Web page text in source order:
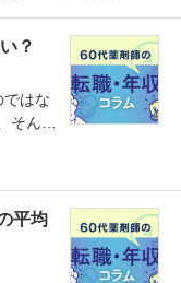
？
ではな
んな
平均